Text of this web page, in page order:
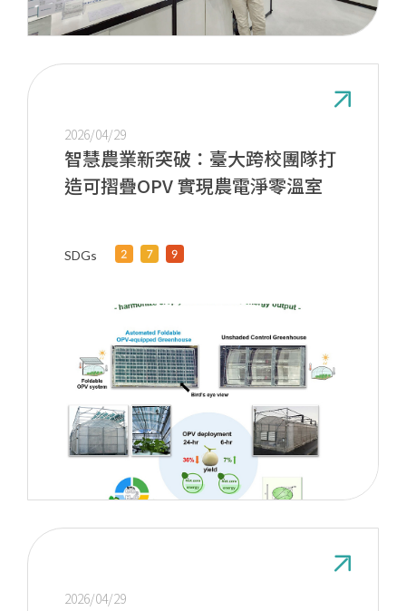
2026/04/29
智慧農業新突破：臺大跨校團隊打
造可摺疊OPV 實現農電淨零溫室
SDGs
2026/04/29